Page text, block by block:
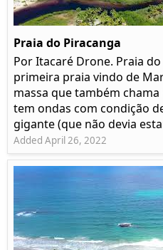
Praia do Piracanga
Por Itacaré Drone. Praia do
primeira praia vindo de
massa que também
tem ondas com condição
gigante (que não devia
Added April 26, 2022